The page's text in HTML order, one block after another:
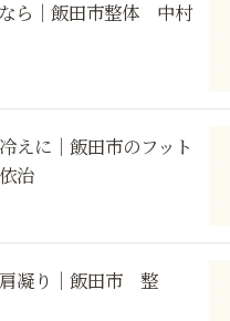
ら｜飯田市整体 中村
えに｜飯田市のフット
治
凝り｜飯田市 整